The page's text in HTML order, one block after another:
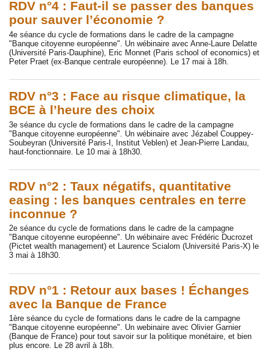
RDV n°4 : Faut-il se passer des banques
pour sauver l’économie ?
4e séance du cycle de formations dans le cadre de la campagne
"Banque citoyenne européenne". Un wébinaire avec Anne-Laure Delatte
(Université Paris-Dauphine), Eric Monnet (Paris school of economics) et
Peter Praet (ex-Banque centrale européenne). Le 17 mai à 18h.
RDV n°3 : Face au risque climatique, la
BCE à l’heure des choix
3e séance du cycle de formations dans le cadre de la campagne
"Banque citoyenne européenne". Un wébinaire avec Jézabel Couppey-
Soubeyran (Université Paris-I, Institut Veblen) et Jean-Pierre Landau,
haut-fonctionnaire. Le 10 mai à 18h30.
RDV n°2 : Taux négatifs, quantitative
easing : les banques centrales en terre
inconnue ?
2e séance du cycle de formations dans le cadre de la campagne
"Banque citoyenne européenne". Un wébinaire avec Frédéric Ducrozet
(Pictet wealth management) et Laurence Scialom (Université Paris-X) le
3 mai à 18h30.
RDV n°1 : Retour aux bases ! Échanges
avec la Banque de France
1ère séance du cycle de formations dans le cadre de la campagne
"Banque citoyenne européenne". Un webinaire avec Olivier Garnier
(Banque de France) pour tout savoir sur la politique monétaire, et bien
plus encore. Le 28 avril à 18h.